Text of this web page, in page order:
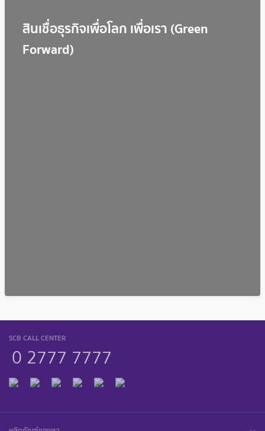
สินเชื่อธุรกิจเพื่อโลก เพื่อเรา (Green
Forward)
SCB CALL CENTER
0 2777 7777